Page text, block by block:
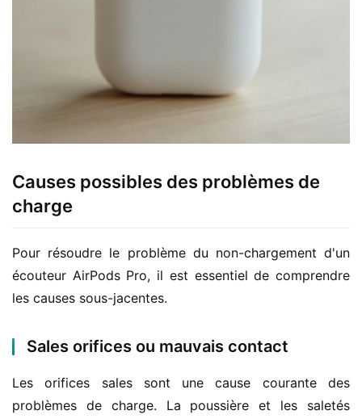
Causes possibles des problèmes de
charge
Pour résoudre le problème du non-chargement d'un
écouteur AirPods Pro, il est essentiel de comprendre
les causes sous-jacentes.
Sales orifices ou mauvais contact
Les orifices sales sont une cause courante des
problèmes de charge. La poussière et les saletés